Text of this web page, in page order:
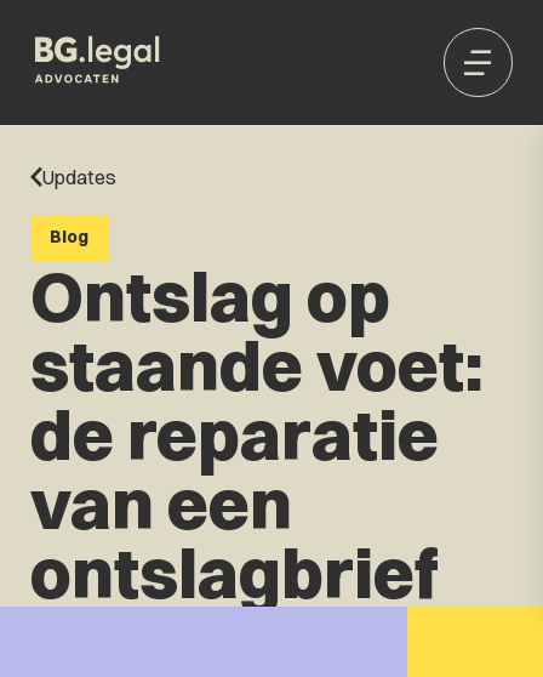
Updates
Blog
Ontslag op
staande voet:
de reparatie
van een
ontslagbrief